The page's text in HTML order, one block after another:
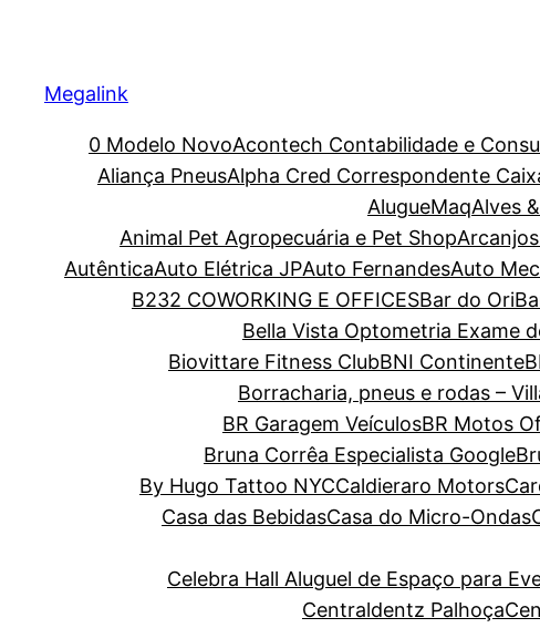
Megalink
0 Modelo NovoAcontech Contabilidade e
Aliança PneusAlpha Cred Correspondente
AlugueMaqAlves
Animal Pet Agropecuária e Pet Shop
AutênticaAuto Elétrica JPAuto FernandesAuto
B232 COWORKING E OFFICESBar do Ori
Bella Vista Optometria Exame
Biovittare Fitness ClubBNI Continente
Borracharia, pneus e rodas –
BR Garagem VeículosBR Motos
Bruna Corrêa Especialista Google
By Hugo Tattoo NYCCaldieraro Motors
Casa das BebidasCasa do Micro-Ondas
Celebra Hall Aluguel de Espaço para
Centraldentz Palhoça